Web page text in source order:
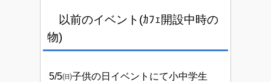
以前のイベント(ｶﾌｪ開設中時の
物)
5/5㈰子供の日イベントにて小中学生